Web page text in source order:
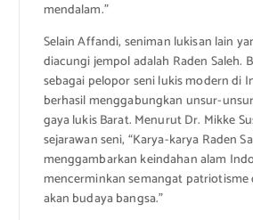
mendalam.”
Selain Affandi, seniman lukisan lain
diacungi jempol adalah Raden Saleh.
sebagai pelopor seni lukis modern di
berhasil menggabungkan unsur-
gaya lukis Barat. Menurut Dr. Mikke
sejarawan seni, “Karya-karya Raden
menggambarkan keindahan alam
mencerminkan semangat patriotisme
akan budaya bangsa.”